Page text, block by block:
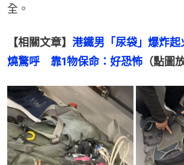
全。
【相關文章】 港鐵男「尿袋」爆炸
燒驚呼　靠1物保命：好恐怖 （點圖